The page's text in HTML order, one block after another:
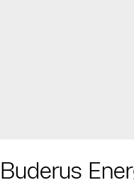
Buderus